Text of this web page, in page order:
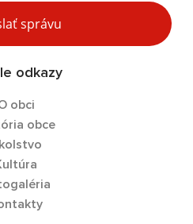
správu
odkazy
obci
obce